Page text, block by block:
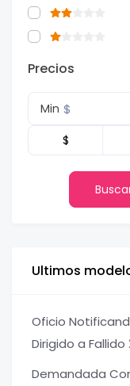
Precios
Min $
$
Ultimos
Oficio
Dirigido a Fallido
Demandada